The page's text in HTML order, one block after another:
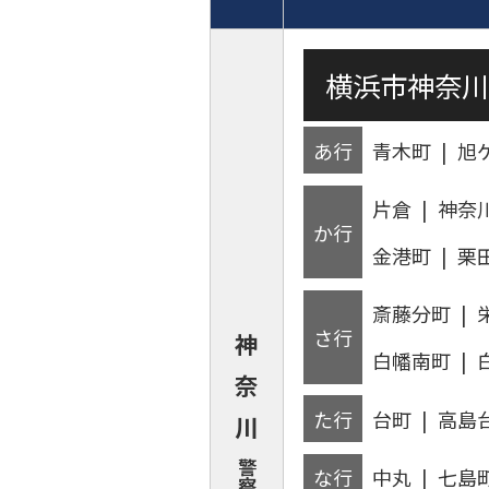
神
奈
川
警
横浜市神奈
あ行 青木町 旭
か行
片倉
神奈
金港町
栗
さ行
斎藤分町
白幡南町
た行 台町 高島
な行 中丸 七島